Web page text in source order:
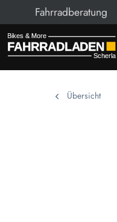
Fahrradberatung
Übersicht